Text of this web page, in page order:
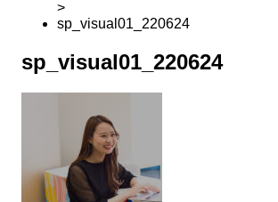
>
sp_visual01_220624
sp_visual01_220624